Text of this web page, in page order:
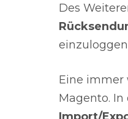
Des
Eine immer
Magento.